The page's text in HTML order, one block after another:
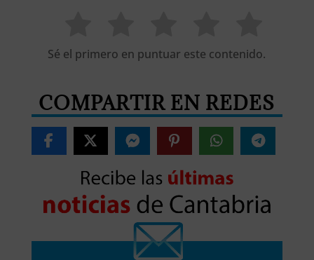
Sé el primero en puntuar este contenido.
COMPARTIR EN REDES